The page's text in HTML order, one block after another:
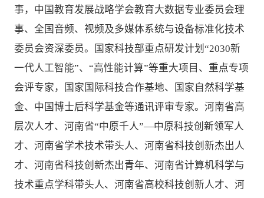
事，中国教育发展战略学会教育大数据专业委员会理
事、全国音频、视频及多媒体系统与设备标准化技术
委员会资深委员。国家科技部重点研发计划“2030新
一代人工智能”、“高性能计算”等重大项目、重点专项
会评专家，国家国际科技合作基地、国家自然科学基
金、中国博士后科学基金等通讯评审专家。河南省高
层次人才、河南省“中原千人”—中原科技创新领军人
才、河南省学术技术带头人、河南省科技创新杰出人
才、河南省科技创新杰出青年、河南省计算机科学与
技术重点学科带头人、河南省高校科技创新人才、河